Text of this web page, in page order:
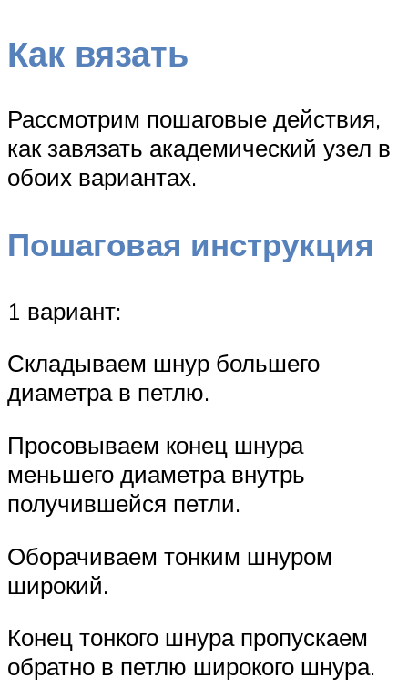
Как вязать
Рассмотрим пошаговые действия,
как завязать академический узел в
обоих вариантах.
Пошаговая инструкция
1 вариант:
Складываем шнур большего
диаметра в петлю.
Просовываем конец шнура
меньшего диаметра внутрь
получившейся петли.
Оборачиваем тонким шнуром
широкий.
Конец тонкого шнура пропускаем
обратно в петлю широкого шнура.